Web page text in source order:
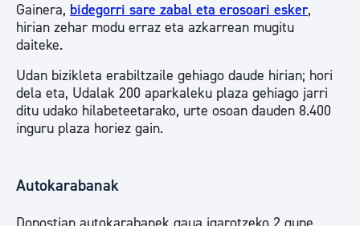
Gainera, bidegorri sare zabal eta erosoari esker,
hirian zehar modu erraz eta azkarrean mugitu
daiteke.
Udan bizikleta erabiltzaile gehiago daude hirian; hori
dela eta, Udalak 200 aparkaleku plaza gehiago jarri
ditu udako hilabeteetarako, urte osoan dauden 8.400
inguru plaza horiez gain.
Autokarabanak